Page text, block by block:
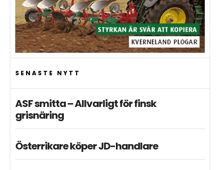
SENASTE NYTT
ASF smitta – Allvarligt för finsk
grisnäring
Österrikare köper JD-handlare